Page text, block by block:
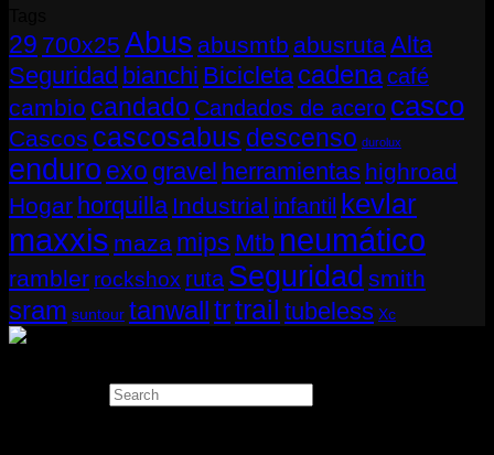
29 700x25 Abus abusmtb abusrutaAlta
Seguridad bianchi Bicicleta cadenacafé
cambio candado Candados de acero casco
Cascos cascosabus descenso durolux
enduro exo gravel herramientas highroad
Hogar horquilla Industrial infantil kevlar
maxxis maza mips Mtb neumático
rambler rockshox ruta Seguridad smith
sram suntour tanwalltrtrail tubeless Xc